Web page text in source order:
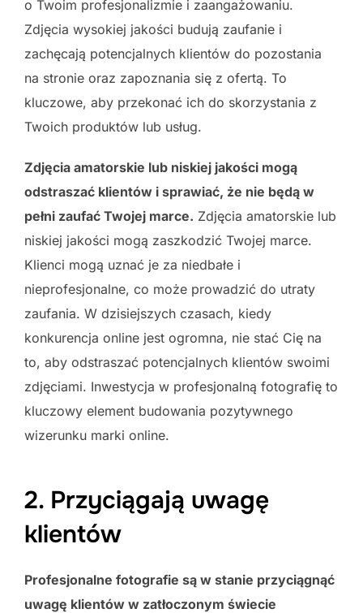
o Twoim profesjonalizmie i zaangażowaniu.
Zdjęcia wysokiej jakości budują zaufanie i
zachęcają potencjalnych klientów do pozostania
na stronie oraz zapoznania się z ofertą. To
kluczowe, aby przekonać ich do skorzystania z
Twoich produktów lub usług.
Zdjęcia amatorskie lub niskiej jakości mogą
odstraszać klientów i sprawiać, że nie będą w
pełni zaufać Twojej marce. Zdjęcia amatorskie lub
niskiej jakości mogą zaszkodzić Twojej marce.
Klienci mogą uznać je za niedbałe i
nieprofesjonalne, co może prowadzić do utraty
zaufania. W dzisiejszych czasach, kiedy
konkurencja online jest ogromna, nie stać Cię na
to, aby odstraszać potencjalnych klientów swoimi
zdjęciami. Inwestycja w profesjonalną fotografię to
kluczowy element budowania pozytywnego
wizerunku marki online.
2. Przyciągają uwagę
klientów
Profesjonalne fotografie są w stanie przyciągnąć
uwagę klientów w zatłoczonym świecie